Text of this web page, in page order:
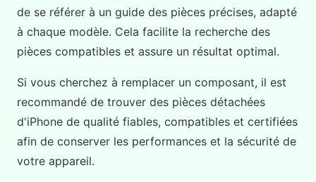
de se référer à un guide des pièces précises, adapté
à chaque modèle. Cela facilite la recherche des
pièces compatibles et assure un résultat optimal.
Si vous cherchez à remplacer un composant, il est
recommandé de trouver des pièces détachées
d'iPhone de qualité fiables, compatibles et certifiées
afin de conserver les performances et la sécurité de
votre appareil.